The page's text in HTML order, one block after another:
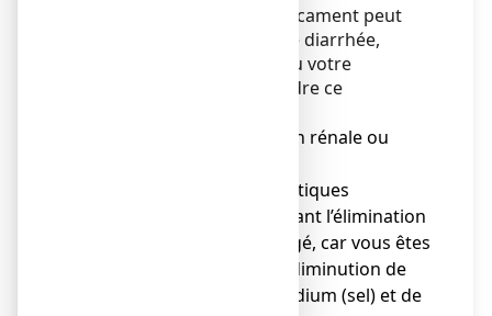
Dans la mesure où ce médicament peut
quelquefois engendrer une diarrhée,
contactez votre médecin ou votre
pharmacien avant de prendre ce
● Vous avez une fonction rénale ou
● Vous prenez des diurétiques
(médicaments augmentant l’élimination
urinaire) ou vous êtes âgé, car vous êtes
susceptible d’avoir une diminution de
vos taux sanguins de sodium (sel) et de